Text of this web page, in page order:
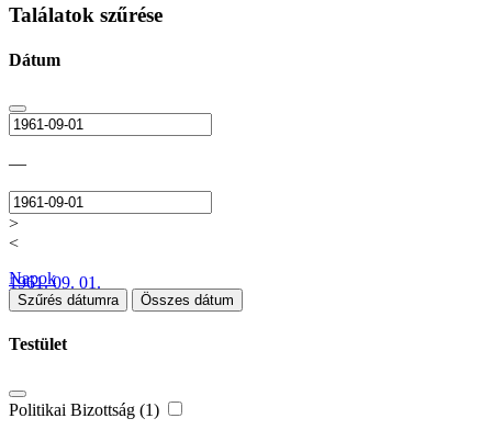
Találatok szűrése
Dátum
—
>
<
1961. 09. 01.
Napok
Szűrés dátumra Összes dátum
Testület
Politikai Bizottság (1)